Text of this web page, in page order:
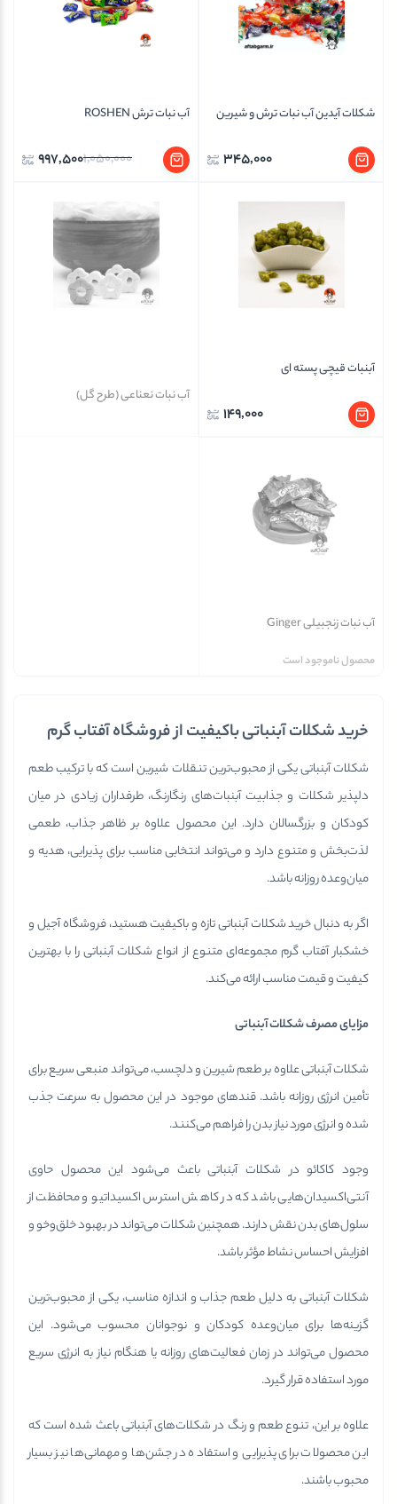
شکلات آیدین آب نبات ترش و شیرین
345,000
آب نبات ترش ROSHEN
1,050,000
997,500
آبنبات قیچی پسته ای
149,000
آب نبات نعناعی (طرح گل)
آب نبات زنجبیلی Ginger
محصول ناموجود است
خرید شکلات آبنباتی باکیفیت از فروشگاه آفتاب گرم
شکلات آبنباتی یکی از محبوب‌ترین تنقلات شیرین است که با ترکیب طعم
دلپذیر شکلات و جذابیت آبنبات‌های رنگارنگ، طرفداران زیادی در میان
کودکان و بزرگسالان دارد. این محصول علاوه بر ظاهر جذاب، طعمی
لذت‌بخش و متنوع دارد و می‌تواند انتخابی مناسب برای پذیرایی، هدیه و
میان‌وعده روزانه باشد.
اگر به دنبال خرید شکلات آبنباتی تازه و باکیفیت هستید، فروشگاه آجیل و
خشکبار آفتاب گرم مجموعه‌ای متنوع از انواع شکلات آبنباتی را با بهترین
کیفیت و قیمت مناسب ارائه می‌کند.
مزایای مصرف شکلات آبنباتی
شکلات آبنباتی علاوه بر طعم شیرین و دلچسب، می‌تواند منبعی سریع برای
تأمین انرژی روزانه باشد. قندهای موجود در این محصول به سرعت جذب
شده و انرژی مورد نیاز بدن را فراهم می‌کنند.
وجود کاکائو در شکلات آبنباتی باعث می‌شود این محصول حاوی
آنتی‌اکسیدان‌هایی باشد که در کاهش استرس اکسیداتیو و محافظت از
سلول‌های بدن نقش دارند. همچنین شکلات می‌تواند در بهبود خلق‌وخو و
افزایش احساس نشاط مؤثر باشد.
شکلات آبنباتی به دلیل طعم جذاب و اندازه مناسب، یکی از محبوب‌ترین
گزینه‌ها برای میان‌وعده کودکان و نوجوانان محسوب می‌شود. این
محصول می‌تواند در زمان فعالیت‌های روزانه یا هنگام نیاز به انرژی سریع
مورد استفاده قرار گیرد.
علاوه بر این، تنوع طعم و رنگ در شکلات‌های آبنباتی باعث شده است که
این محصولات برای پذیرایی و استفاده در جشن‌ها و مهمانی‌ها نیز بسیار
محبوب باشند.